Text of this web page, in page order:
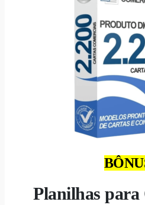
Planilhas para